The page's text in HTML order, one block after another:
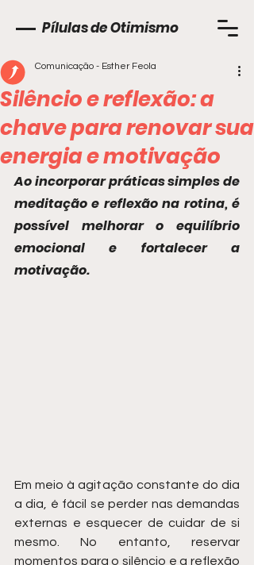
Pílulas de Otimismo
Silêncio e reflexão: a
chave para renovar sua
energia e motivação
Comunicação - Esther Feola
Ao incorporar práticas simples de
meditação e reflexão na rotina, é
possível melhorar o equilíbrio
emocional e fortalecer a
motivação.
Em meio à agitação constante do dia
a dia, é fácil se perder nas demandas
externas e esquecer de cuidar de si
mesmo. No entanto, reservar
momentos para o silêncio e a reflexão